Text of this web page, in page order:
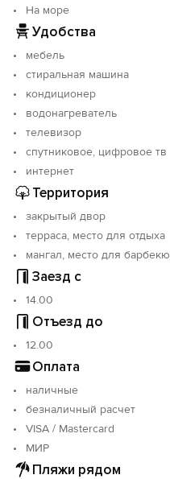
На море
Удобства
мебель
стиральная машина
кондиционер
водонагреватель
телевизор
спутниковое, цифровое тв
интернет
Территория
закрытый двор
терраса, место для отдыха
мангал, место для барбекю
Заезд с
14.00
Отъезд до
12.00
Оплата
наличные
безналичный расчет
VISA / Mastercard
МИР
Пляжи рядом